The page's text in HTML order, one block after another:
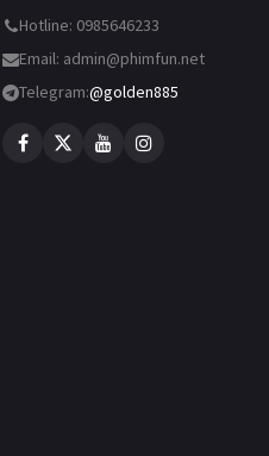
Hotline: 0985646233
Email: admin@phimfun.net
Telegram:@golden885